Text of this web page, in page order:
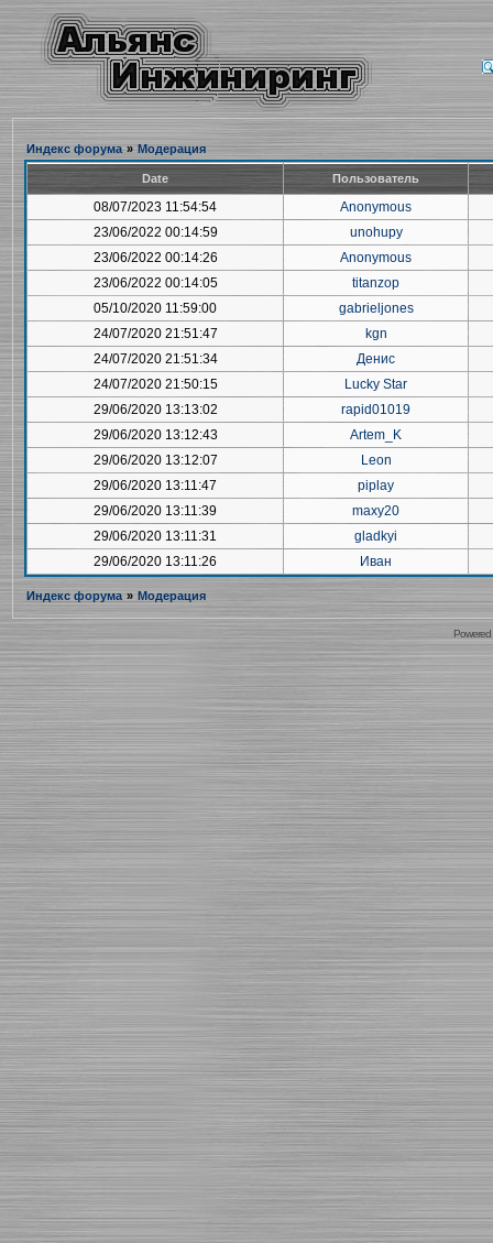
Индекс форума » Модерация
Date Пользователь
08/07/2023 11:54:54
Anonymous
23/06/2022 00:14:59
unohupy
23/06/2022 00:14:26
Anonymous
23/06/2022 00:14:05
titanzop
05/10/2020 11:59:00
gabrieljones
24/07/2020 21:51:47
kgn
24/07/2020 21:51:34
Денис
24/07/2020 21:50:15
Lucky Star
29/06/2020 13:13:02
rapid01019
29/06/2020 13:12:43
Artem_K
29/06/2020 13:12:07
Leon
29/06/2020 13:11:47
piplay
29/06/2020 13:11:39
maxy20
29/06/2020 13:11:31
gladkyi
29/06/2020 13:11:26
Иван
Индекс форума » Модерация